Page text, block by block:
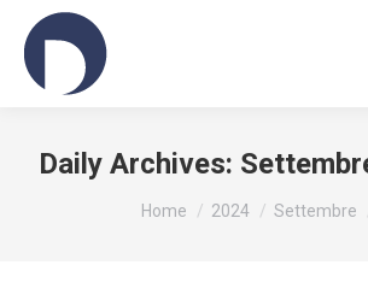
Daily Archives:
You are here:
Home 2024 Settembre